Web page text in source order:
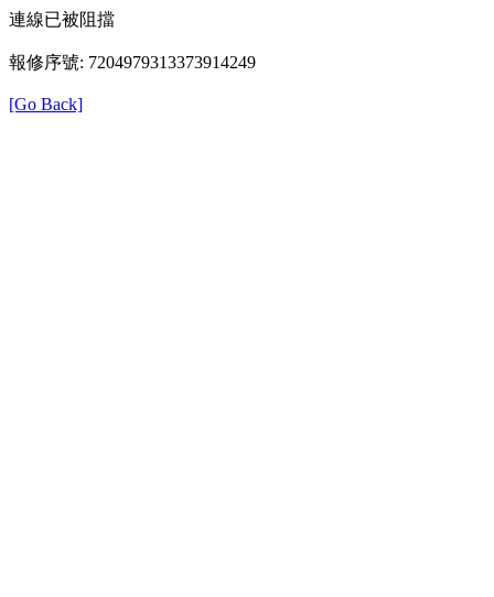
連線已被阻擋
報修序號: 7204979313373914249
[Go Back]